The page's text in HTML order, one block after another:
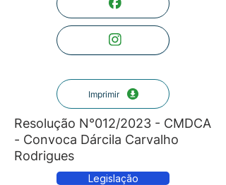
Imprimir
Resolução N°012/2023 - CMDCA
- Convoca Dárcila Carvalho
Rodrigues
Legislação